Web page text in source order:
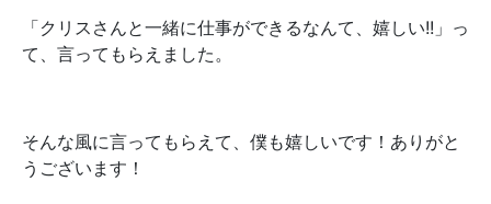
「クリスさんと一緒に仕事ができるなんて、嬉しい!!」っ
て、言ってもらえました。
そんな風に言ってもらえて、僕も嬉しいです！ありがと
うございます！